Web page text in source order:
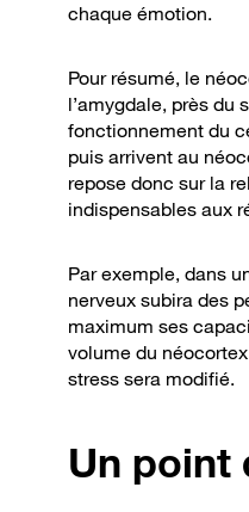
chaque émotion.
Pour résumé, le
l’amygdale, près
fonctionnement du
puis arrivent au
repose donc sur la
indispensables aux
Par exemple, dans
nerveux subira des
maximum ses
volume du
stress sera modifié.
Un point